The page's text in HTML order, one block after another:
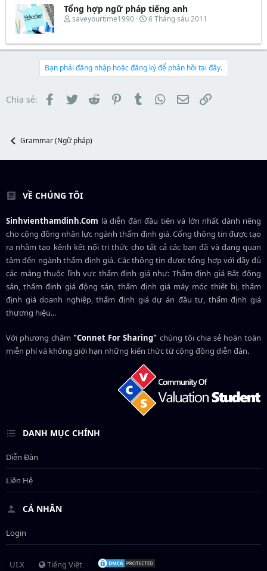
e
r
d
s
r
e
r
ắ
t
u
Tổng hợp ngữ pháp tiếng anh
T
e
d
s
a
r
saveyourtime1990
N
y
ắ
t
6 Tháng sáu 2011
Bạn phải đăng nhập hoặc đăng ký để phản hồi tại đây.
Chia sẻ: Facebook
TwitterReddit PinterestTumblr WhatsApp
EmailLink
Grammar (Ngữ pháp)
VỀ CHÚNG TÔI
Sinhvienthamdinh.Com là diễn đàn đầu tiên và lớn nhất dành riêng
cho cộng đồng nhân lực ngànhthẩm định giá. Cổng thông tin được tạo
ra nhằm tạo kênh kết nối tri thức cho tất cả các bạn đã và đang quan
tâm đến ngành thẩm định giá. Các thông tin được tổng hợp với đầy đủ
các mảng thuộc lĩnh vực thẩm định giá như: Thẩm định giá Bất động
sản, thẩm định giá động sản, thẩm định giá máy móc thiết bị, thẩm
định giá doanh nghiệp, thẩm định giá dự án đầu tư, thẩm định giá
thương hiệu...
Với phương châm"Connet For Sharing" chúng tôi chia sẻ hoàn toàn
miễn phí và không giới hạn những kiến thức từ cộng đồng diễn đàn.
DANH MỤC CHÍNH
Diễn Đàn
Liên Hệ
CÁ NHÂN
Login
UI.X Tiếng Việt